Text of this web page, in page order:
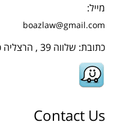
מייל:
boazlaw@gmail.com
כתובת: שלווה 39 , הרצליה פיתוח
Contact Us